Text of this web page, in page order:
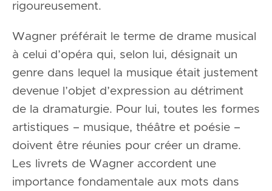
rigoureusement.
Wagner préférait le terme de drame musical
à celui d’opéra qui, selon lui, désignait un
genre dans lequel la musique était justement
devenue l’objet d’expression au détriment
de la dramaturgie. Pour lui, toutes les formes
artistiques – musique, théâtre et poésie –
doivent être réunies pour créer un drame.
Les livrets de Wagner accordent une
importance fondamentale aux mots dans